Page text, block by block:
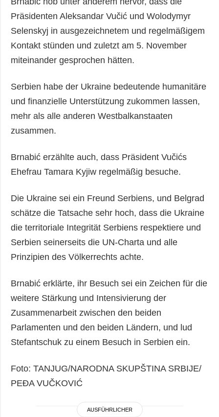
Präsidenten Aleksandar Vučić und Wolodymyr
Selenskyj in ausgezeichnetem und regelmäßigem
Kontakt stünden und zuletzt am 5. November
miteinander gesprochen hätten.
Serbien habe der Ukraine bedeutende humanitäre
und finanzielle Unterstützung zukommen lassen,
mehr als alle anderen Westbalkanstaaten
zusammen.
Brnabić erzählte auch, dass Präsident Vučićs
Ehefrau Tamara Kyjiw regelmäßig besuche.
Die Ukraine sei ein Freund Serbiens, und Belgrad
schätze die Tatsache sehr hoch, dass die Ukraine
die territoriale Integrität Serbiens respektiere und
Serbien seinerseits die UN-Charta und alle
Prinzipien des Völkerrechts achte.
Brnabić erklärte, ihr Besuch sei ein Zeichen für die
weitere Stärkung und Intensivierung der
Zusammenarbeit zwischen den beiden
Parlamenten und den beiden Ländern, und lud
Stefantschuk zu einem Besuch in Serbien ein.
Foto: TANJUG/NARODNA SKUPŠTINA SRBIJE/
PEĐA VUČKOVIĆ
AUSFÜHRLICHER